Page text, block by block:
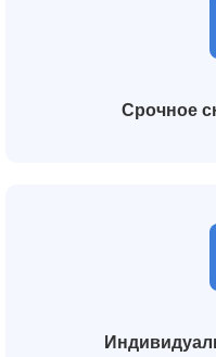
Срочное